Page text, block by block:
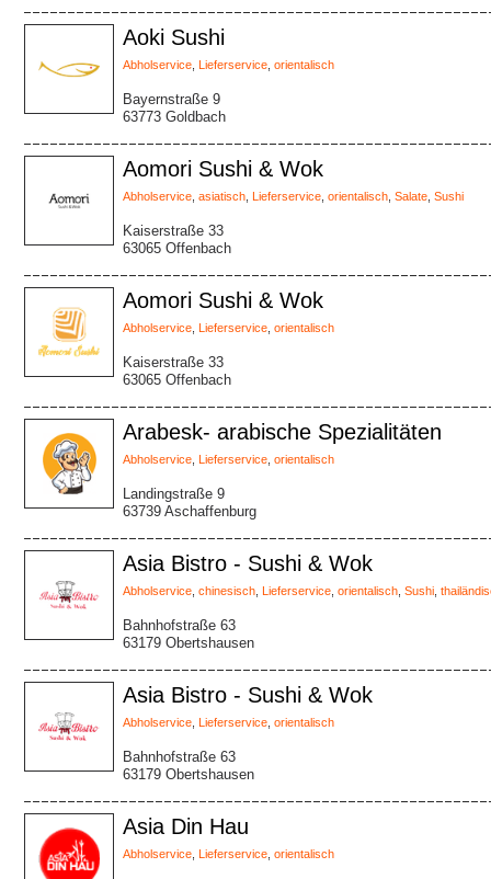
Aoki Sushi
Abholservice Lieferservice orientalisch
Bayernstraße 9
63773 Goldbach
Aomori Sushi & Wok
Abholservice asiatisch Lieferservice orientalisch Salate Sushi
Kaiserstraße 33
63065 Offenbach
Aomori Sushi & Wok
Abholservice Lieferservice orientalisch
Kaiserstraße 33
63065 Offenbach
Arabesk- arabische Spezialitäten
Abholservice Lieferservice orientalisch
Landingstraße 9
63739 Aschaffenburg
Asia Bistro - Sushi & Wok
Abholservice chinesisch Lieferservice orientalisch Sushi
Bahnhofstraße 63
63179 Obertshausen
Asia Bistro - Sushi & Wok
Abholservice Lieferservice orientalisch
Bahnhofstraße 63
63179 Obertshausen
Asia Din Hau
Abholservice Lieferservice orientalisch